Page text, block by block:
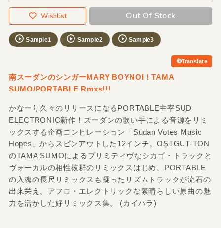
Wishlist Out Of Stock
Sample1 Sample2 Sample3
Translate
南スーダンのシンガーMARY BOYNOI！TAMA
SUMO/PORTABLE Rmxs!!!
かなーり久々のリリースになるPORTABLE主宰SUD
ELECTRONIC新作！スーダンの歌い手による音源をリミ
ックスする企画コンピレーション「Sudan Votes Music
Hopes」からスピンアウトした12インチ。OSTGUT-TON
のTAMA SUMOによるプリミティヴなシカゴ・トラックと
ヴォーカルの相性抜群のリミックスはじめ、PORTABLE
の入魂の長尺リミックスも凝ったリズムトラックが流石の
出来栄え。アフロ・エレクトリックな素晴らしい原曲の魅
力を活かした好リミックス集。 (カイハラ)